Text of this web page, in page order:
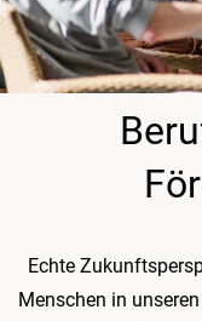
Echte
Menschen in